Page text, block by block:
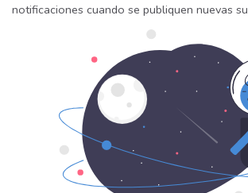
notificaciones cuando se publiquen nuevas